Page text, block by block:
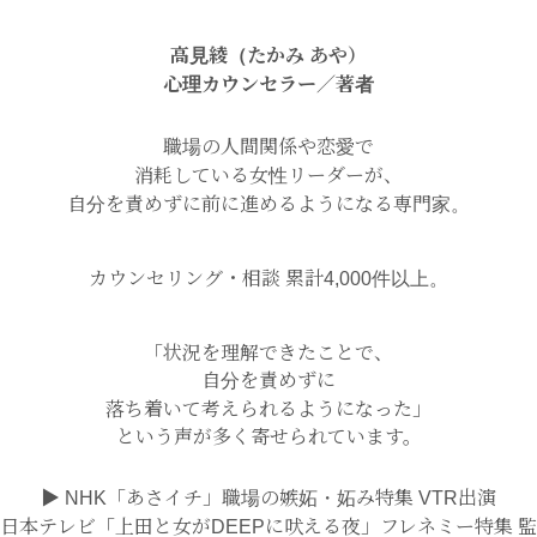
高見綾（たかみ あや）
心理カウンセラー／著者
職場の人間関係や恋愛で
消耗している女性リーダーが、
自分を責めずに前に進めるようになる専門家。
カウンセリング・相談 累計4,000件以上。
「状況を理解できたことで、
自分を責めずに
落ち着いて考えられるようになった」
という声が多く寄せられています。
▶ NHK「あさイチ」職場の嫉妬・妬み特集 VTR出演
本テレビ「上田と女がDEEPに吠える夜」フレネミー特集